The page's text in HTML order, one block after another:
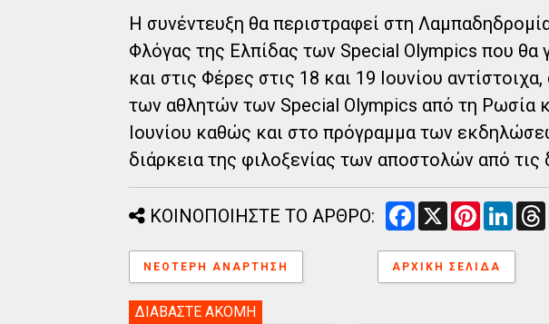
Η συνέντευξη θα περιστραφεί στη
Φλόγας της Ελπίδας των Special Olympics που θα
και στις Φέρες στις 18 και 19 Ιουνίου
των αθλητών των Special Olympics από τη Ρωσία
Ιουνίου καθώς και στο πρόγραμμα των
διάρκεια της φιλοξενίας των αποστολών από
ΚΟΙΝΟΠΟΙΗΣΤΕ ΤΟ ΑΡΘΡΟ:
e
b
o
t
e
r
k
d
ΝΕΌΤΕΡΗ ΑΝΆΡΤΗΣΗ ΑΡΧΙΚΉ ΣΕΛΊΔΑ
ΔΙΑΒΑΣΤΕ ΑΚΟΜΗ